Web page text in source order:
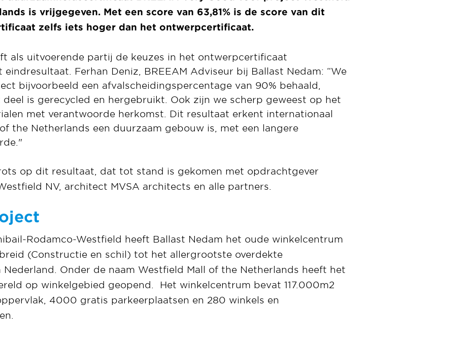
is vrijgegeven. Met een score van 63,81% is de score van dit
zelfs iets hoger dan het ontwerpcertificaat.
als uitvoerende partij de keuzes in het ontwerpcertificaat
Ferhan Deniz, BREEAM Adviseur bij Ballast Nedam: “We
bijvoorbeeld een afvalscheidingspercentage van 90% behaald,
is gerecycled en hergebruikt. Ook zijn we scherp geweest op het
met verantwoorde herkomst. Dit resultaat erkent internationaal
the Netherlands een duurzaam gebouw is, met een langere
op dit resultaat, dat tot stand is gekomen met opdrachtgever
NV, architect MVSA architects en alle partners.
Rodamco-Westfield heeft Ballast Nedam het oude winkelcentrum
(Constructie en schil) tot het allergrootste overdekte
Onder de naam Westfield Mall of the Netherlands heeft het
op winkelgebied geopend. Het winkelcentrum bevat 117.000m2
4000 gratis parkeerplaatsen en 280 winkels en